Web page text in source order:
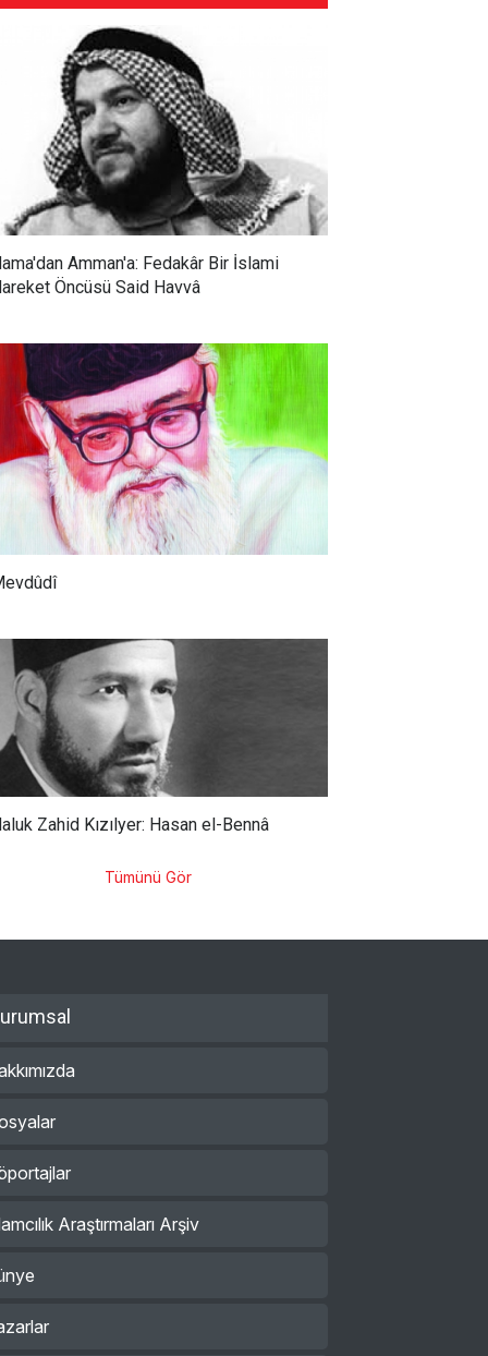
Amman'a: Fedakâr Bir İslami
Öncüsü Said Havvâ
Zahid Kızılyer: Hasan el-Bennâ
Tümünü Gör
Araştırmaları Arşiv